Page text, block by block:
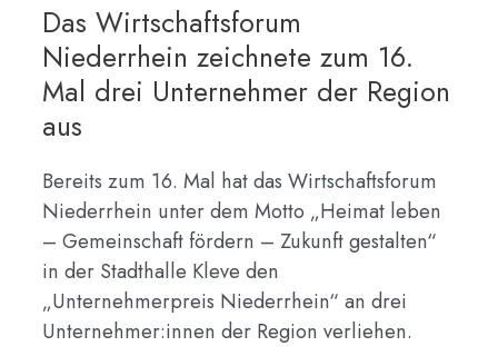
Das Wirtschaftsforum
Niederrhein zeichnete zum 16.
Mal drei Unternehmer der Region
aus
Bereits zum 16. Mal hat das Wirtschaftsforum
Niederrhein unter dem Motto „Heimat leben
– Gemeinschaft fördern – Zukunft gestalten“
in der Stadthalle Kleve den
„Unternehmerpreis Niederrhein“ an drei
Unternehmer:innen der Region verliehen.